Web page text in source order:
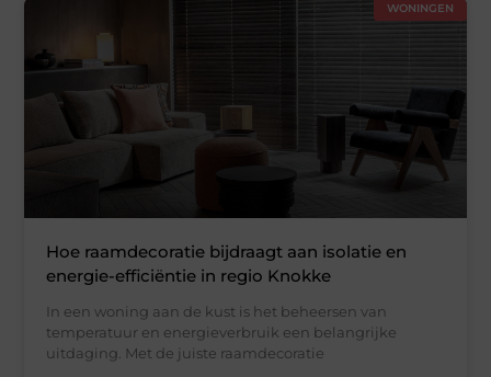
WONINGEN
Hoe raamdecoratie bijdraagt aan isolatie en
energie-efficiëntie in regio Knokke
In een woning aan de kust is het beheersen van
temperatuur en energieverbruik een belangrijke
uitdaging. Met de juiste raamdecoratie